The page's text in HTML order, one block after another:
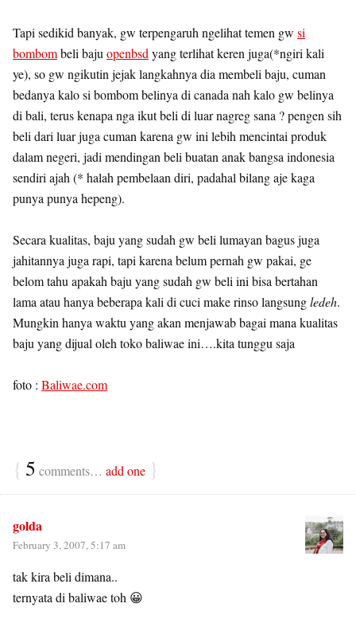
Tapi sedikid banyak, gw terpengaruh ngelihat temen gw si
bombombeli baju openbsd yang terlihat keren juga(*ngiri kali
ye), so gw ngikutin jejak langkahnya dia membeli baju, cuman
bedanya kalo si bombom belinya di canada nah kalo gw belinya
di bali, terus kenapa nga ikut beli di luar nagreg sana ? pengen sih
beli dari luar juga cuman karena gw ini lebih mencintai produk
dalam negeri, jadi mendingan beli buatan anak bangsa indonesia
sendiri ajah (* halah pembelaan diri, padahal bilang aje kaga
punya punya hepeng).
Secara kualitas, baju yang sudah gw beli lumayan bagus juga
jahitannya juga rapi, tapi karena belum pernah gw pakai, ge
belom tahu apakah baju yang sudah gw beli ini bisa bertahan
lama atau hanya beberapa kali di cuci make rinso langsungledeh.
Mungkin hanya waktu yang akan menjawab bagai mana kualitas
baju yang dijual oleh toko baliwae ini….kita tunggu saja
foto : Baliwae.com
{ 5 comments… add one }
golda
February 3, 2007, 5:17 am
tak kira beli dimana..
ternyata di baliwae toh 😀